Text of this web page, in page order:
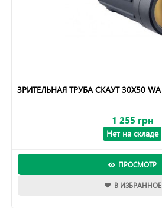
ЗРИТЕЛЬНАЯ ТРУБА СКАУТ 30Х50 WA
1 255 грн
Нет на складе
ПРОСМОТР
В ИЗБРАННОЕ